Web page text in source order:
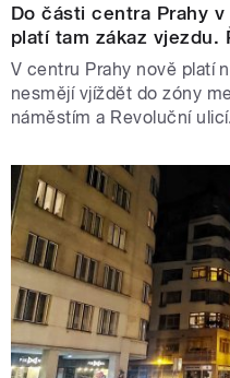
Do části centra Prahy
platí tam zákaz
V centru Prahy nově platí
nesmějí vjíždět do zóny
náměstím a Revoluční ulicí.